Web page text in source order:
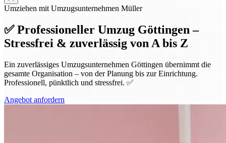
Umziehen mit Umzugsunternehmen Müller
✅ Professioneller Umzug Göttingen –
Stressfrei & zuverlässig von A bis Z
Ein zuverlässiges Umzugsunternehmen Göttingen übernimmt die
gesamte Organisation – von der Planung bis zur Einrichtung.
Professionell, pünktlich und stressfrei. ✅
Angebot anfordern